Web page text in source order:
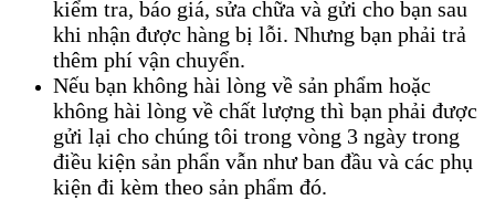
kiểm tra, báo giá, sửa chữa và gửi cho bạn sau
khi nhận được hàng bị lỗi. Nhưng bạn phải trả
thêm phí vận chuyển.
Nếu bạn không hài lòng về sản phẩm hoặc
không hài lòng về chất lượng thì bạn phải được
gửi lại cho chúng tôi trong vòng 3 ngày trong
điều kiện sản phẩn vẫn như ban đầu và các phụ
kiện đi kèm theo sản phẩm đó.